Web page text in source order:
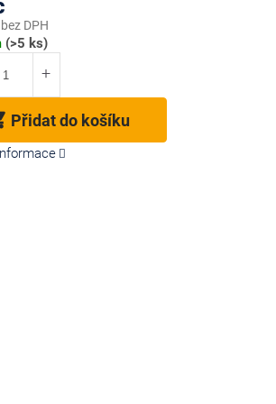
DPH
(>5 ks)
Přidat do košíku